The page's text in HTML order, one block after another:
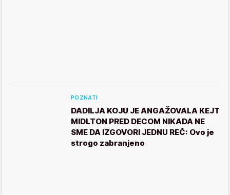
POZNATI
DADILJA KOJU JE ANGAŽOVALA KEJT
MIDLTON PRED DECOM NIKADA NE
SME DA IZGOVORI JEDNU REČ: Ovo je
strogo zabranjeno